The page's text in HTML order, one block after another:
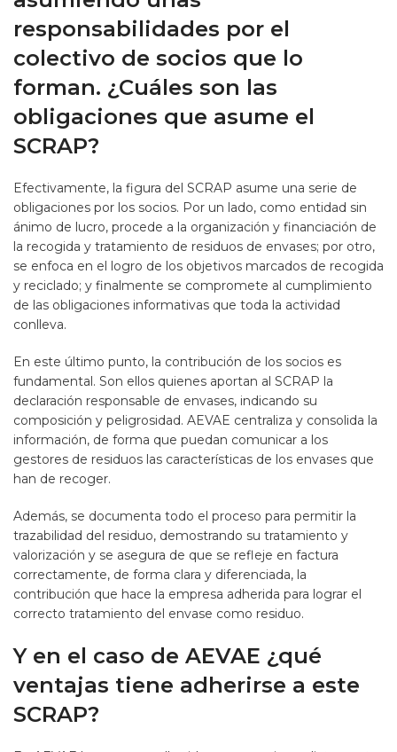
responsabilidades por el
colectivo de socios que lo
forman. ¿Cuáles son las
obligaciones que asume el
SCRAP?
Efectivamente, la figura del SCRAP asume una serie de
obligaciones por los socios. Por un lado, como entidad sin
ánimo de lucro, procede a la organización y financiación de
la recogida y tratamiento de residuos de envases; por otro,
se enfoca en el logro de los objetivos marcados de recogida
y reciclado; y finalmente se compromete al cumplimiento
de las obligaciones informativas que toda la actividad
conlleva.
En este último punto, la contribución de los socios es
fundamental. Son ellos quienes aportan al SCRAP la
declaración responsable de envases, indicando su
composición y peligrosidad. AEVAE centraliza y consolida la
información, de forma que puedan comunicar a los
gestores de residuos las características de los envases que
han de recoger.
Además, se documenta todo el proceso para permitir la
trazabilidad del residuo, demostrando su tratamiento y
valorización y se asegura de que se refleje en factura
correctamente, de forma clara y diferenciada, la
contribución que hace la empresa adherida para lograr el
correcto tratamiento del envase como residuo.
Y en el caso de AEVAE ¿qué
ventajas tiene adherirse a este
SCRAP?